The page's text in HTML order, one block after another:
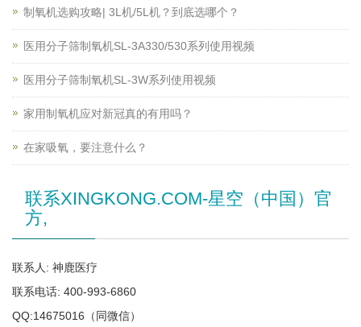
制氧机选购攻略| 3L机/5L机？到底选哪个？
医用分子筛制氧机SL-3A330/530系列使用视频
医用分子筛制氧机SL-3W系列使用视频
家用制氧机应对新冠真的有用吗？
在家吸氧，要注意什么？
联系XINGKONG.COM-星空（中国）官
方,
联系人: 神鹿医疗
联系电话: 400-993-6860
QQ:14675016（同微信）